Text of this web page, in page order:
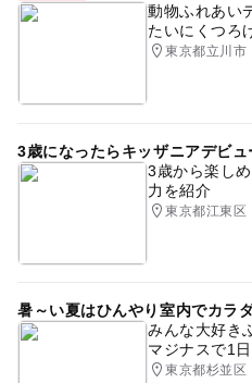
動物ふれあい
たいにくつろ
東京都立川市
3歳になったらキッザニアデビュ
3歳から楽し
力を紹介
東京都江東区
暑～い夏はひんやり室内でカラ
みんな大好き
マジナスで1
東京都杉並区